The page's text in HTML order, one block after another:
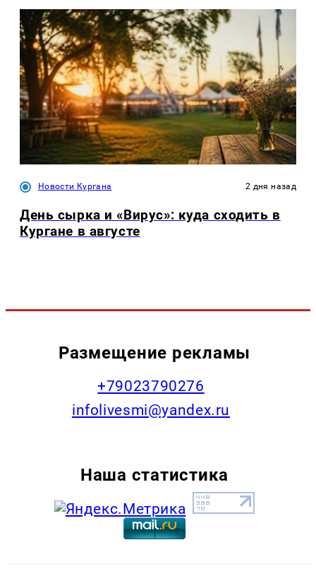
Новости Кургана 2 дня назад
День сырка и «Вирус»: куда сходить в
Кургане в августе
Размещение рекламы
+79023790276
infolivesmi@yandex.ru
Наша статистика